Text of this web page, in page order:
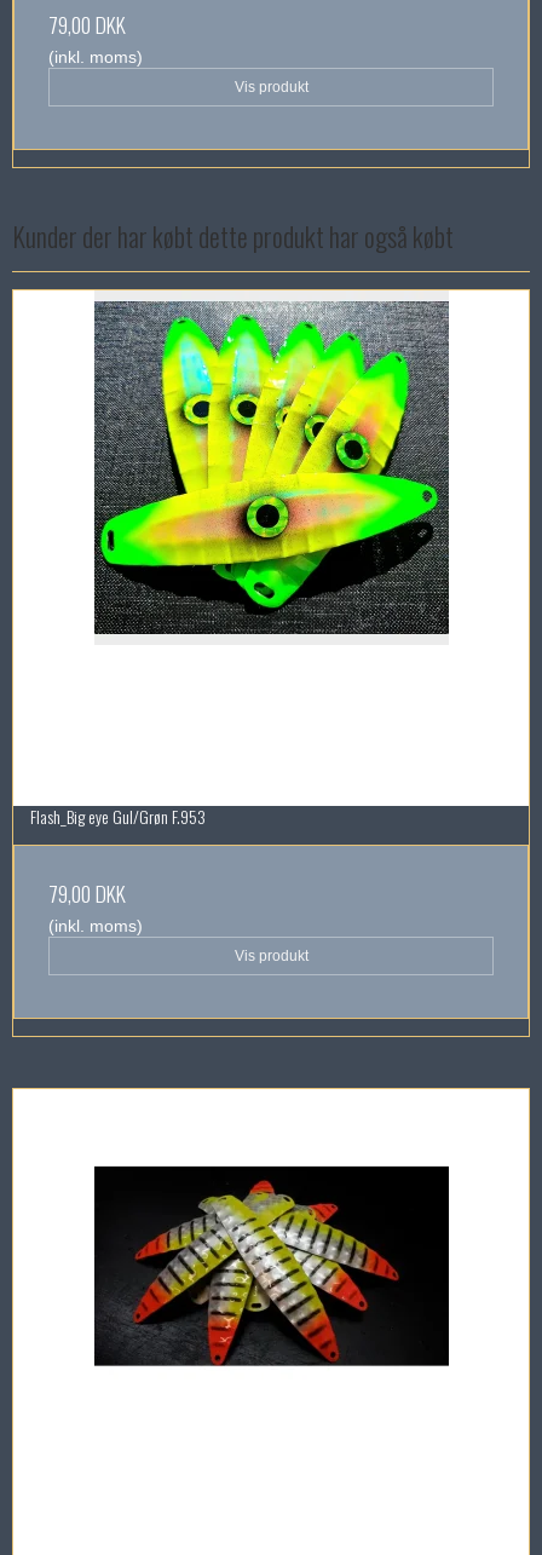
79,00 DKK
(inkl. moms)
Vis produkt
Kunder der har købt dette produkt har også købt
Flash_Big eye Gul/Grøn F.953
79,00 DKK
(inkl. moms)
Vis produkt